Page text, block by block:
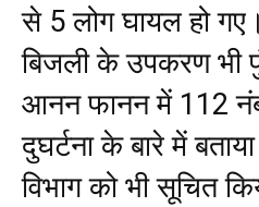
से 5 लोग घायल हो
बिजली के उपकरण भी
आनन फानन में 112
दुघर्टना के बारे में
विभाग को भी सूचित